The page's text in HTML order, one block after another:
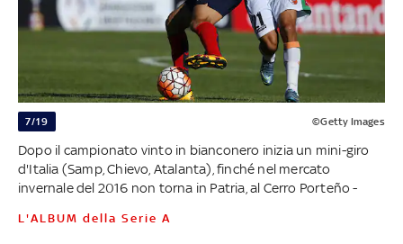
7/19 ©Getty Images
Dopo il campionato vinto in bianconero inizia un mini-giro
d'Italia (Samp, Chievo, Atalanta), finché nel mercato
invernale del 2016 non torna in Patria, al Cerro Porteño -
L'ALBUM della Serie A